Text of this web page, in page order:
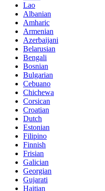
Lao
Albanian
Amharic
Armenian
Azerbaijani
Belarusian
Bengali
Bosnian
Bulgarian
Cebuano
Chichewa
Corsican
Croatian
Dutch
Estonian
Filipino
Finnish
Frisian
Galician
Georgian
Gujarati
Haitian